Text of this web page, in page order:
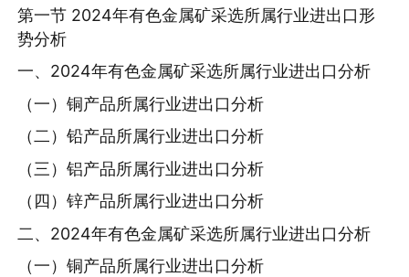
第一节 2024年有色金属矿采选所属行业进出口形
势分析
一、2024年有色金属矿采选所属行业进出口分析
（一）铜产品所属行业进出口分析
（二）铅产品所属行业进出口分析
（三）铝产品所属行业进出口分析
（四）锌产品所属行业进出口分析
二、2024年有色金属矿采选所属行业进出口分析
（一）铜产品所属行业进出口分析